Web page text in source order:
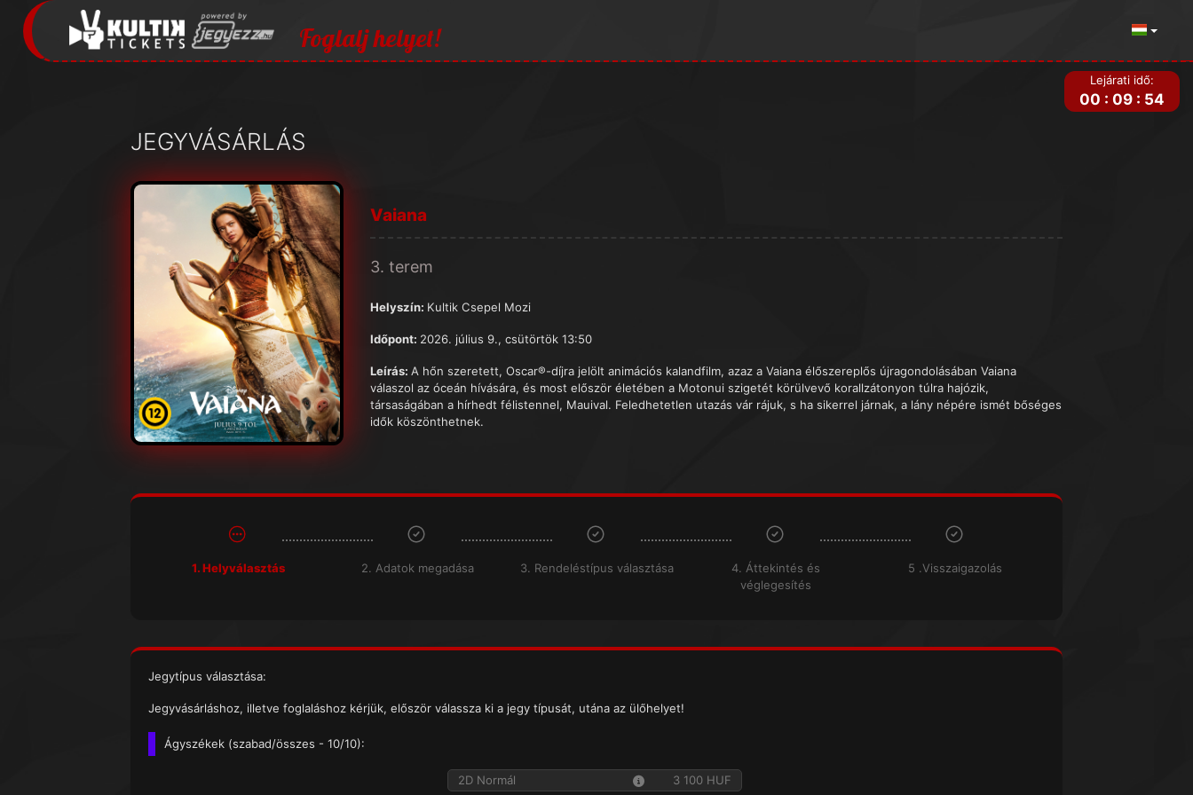
Foglalj helyet!
JEGYVÁSÁRLÁS
Lejárati idő:
00 : 09 : 54
Vaiana
3. terem
Helyszín: Kultik Csepel Mozi
Időpont: 2026. július 9., csütörtök 13:50
Leírás: A hőn szeretett, Oscar®-díjra jelölt animációs kalandfilm, azaz a Vaiana élőszereplős újragondolásában Vaiana
válaszol az óceán hívására, és most először életében a Motonui szigetét körülvevő korallzátonyon túlra hajózik,
társaságában a hírhedt félistennel, Mauival. Feledhetetlen utazás vár rájuk, s ha sikerrel járnak, a lány népére ismét bőséges
idők köszönthetnek.
1. Helyválasztás 2. Adatok megadása 3. Rendeléstípus választása
4. Áttekintés és
véglegesítés
5 .Visszaigazolás
Jegytípus választása:
Jegyvásárláshoz, illetve foglaláshoz kérjük, először válassza ki a jegy típusát, utána az ülőhelyet!
Ágyszékek (szabad/összes - 10/10):
2D Normál
3 100 HUF